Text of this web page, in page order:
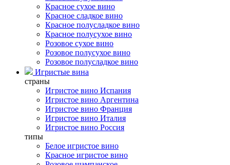
Красное сухое вино
Красное сладкое вино
Красное полусладкое вино
Красное полусухое вино
Розовое сухое вино
Розовое полусухое вино
Розовое полусладкое вино
Игристые вина
страны
Игристое вино Испания
Игристое вино Аргентина
Игристое вино Франция
Игристое вино Италия
Игристое вино Россия
типы
Белое игристое вино
Красное игристое вино